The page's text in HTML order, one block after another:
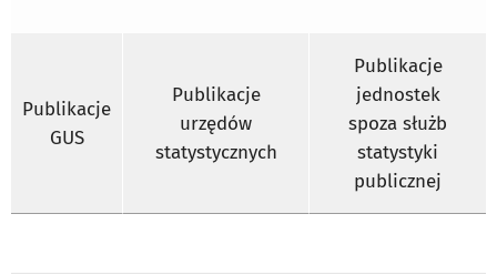
Publikacje
GUS
Publikacje
urzędów
statystycznych
Publikacje
jednostek
spoza służb
statystyki
publicznej